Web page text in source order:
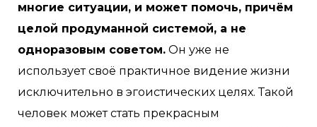
многие ситуации, и может помочь, причём
целой продуманной системой, а не
одноразовым советом. Он уже не
использует своё практичное видение жизни
исключительно в эгоистических целях. Такой
человек может стать прекрасным